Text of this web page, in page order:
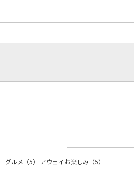
グルメ（5） アウェイお楽しみ（5）